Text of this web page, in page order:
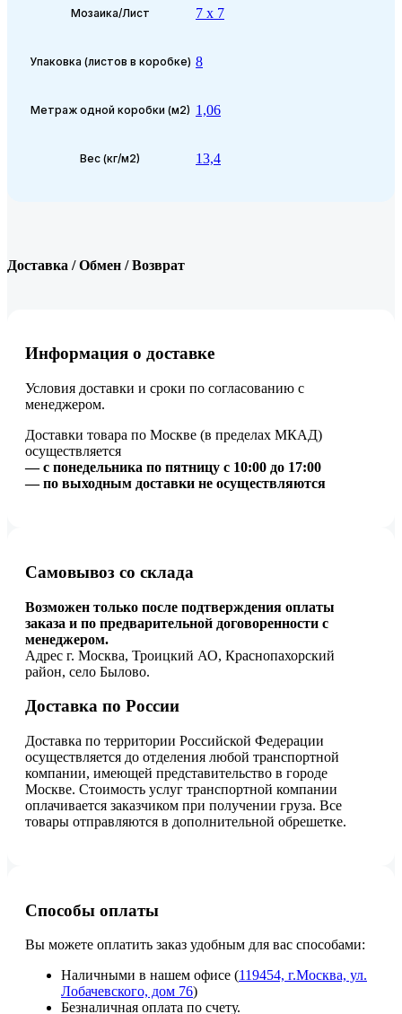
Мозаика/Лист 7 x 7
Упаковка (листов в коробке) 8
Метраж одной коробки (м2) 1,06
Вес (кг/м2) 13,4
Доставка / Обмен / Возврат
Информация о доставке
Условия доставки и сроки по согласованию с
менеджером.
Доставки товара по Москве (в пределах МКАД)
осуществляется
— с понедельника по пятницу с 10:00 до 17:00
— по выходным доставки не осуществляются
Самовывоз со склада
Возможен только после подтверждения оплаты
заказа и по предварительной договоренности с
менеджером.
Адрес г. Москва, Троицкий АО, Краснопахорский
район, село Былово.
Доставка по России
Доставка по территории Российской Федерации
осуществляется до отделения любой транспортной
компании, имеющей представительство в городе
Москве. Стоимость услуг транспортной компании
оплачивается заказчиком при получении груза. Все
товары отправляются в дополнительной обрешетке.
Способы оплаты
Вы можете оплатить заказ удобным для вас способами:
Наличными в нашем офисе (119454, г.Москва, ул.
Лобачевского, дом 76)
Безналичная оплата по счету.